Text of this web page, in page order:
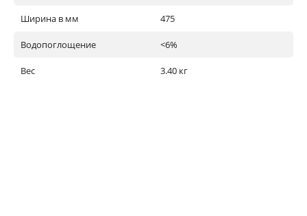
Ширина в мм 475
Водопоглощение <6%
Вес 3.40 кг